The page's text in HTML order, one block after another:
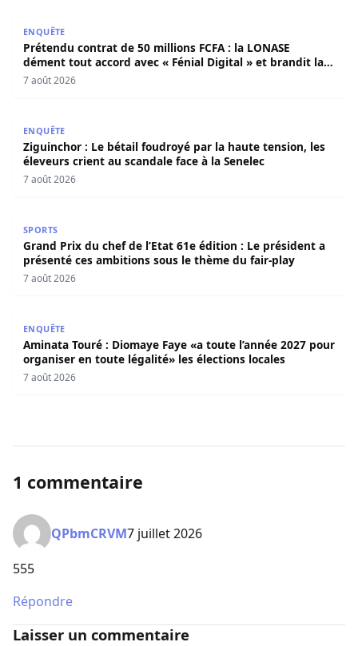
ENQUÊTE
Prétendu contrat de 50 millions FCFA : la LONASE
dément tout accord avec « Fénial Digital » et brandit la
menace de poursuites
7 août 2026
ENQUÊTE
Ziguinchor : Le bétail foudroyé par la haute tension, les
éleveurs crient au scandale face à la Senelec
7 août 2026
SPORTS
Grand Prix du chef de l’Etat 61e édition : Le président a
présenté ces ambitions sous le thème du fair-play
7 août 2026
ENQUÊTE
Aminata Touré : Diomaye Faye «a toute l’année 2027 pour
organiser en toute légalité» les élections locales
7 août 2026
1 commentaire
QPbmCRVM7 juillet 2026
555
Répondre
Laisser un commentaire